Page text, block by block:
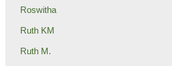
Roswitha
Ruth KM
Ruth M.